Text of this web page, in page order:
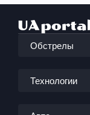
Обстрелы
Технологии